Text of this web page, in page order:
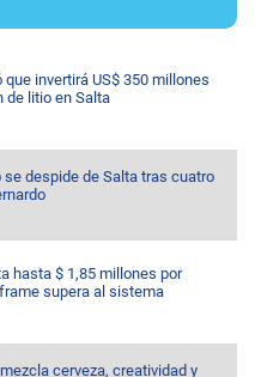
invertirá US$ 350 millones
de litio en Salta
se despide de Salta tras cuatro
hasta $ 1,85 millones por
supera al sistema
cerveza, creatividad y